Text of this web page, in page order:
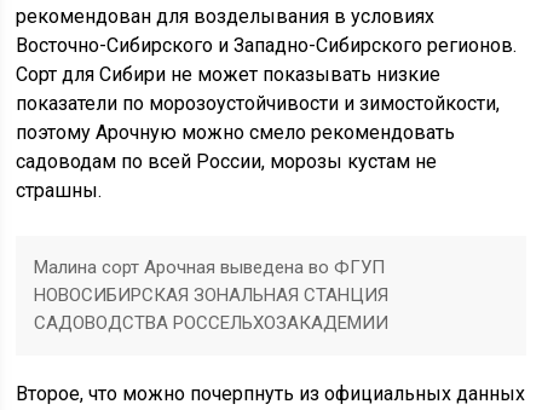
рекомендован для возделывания в условиях
Восточно-Сибирского и Западно-Сибирского регионов.
Сорт для Сибири не может показывать низкие
показатели по морозоустойчивости и зимостойкости,
поэтому Арочную можно смело рекомендовать
садоводам по всей России, морозы кустам не
страшны.
Малина сорт Арочная выведена во ФГУП
НОВОСИБИРСКАЯ ЗОНАЛЬНАЯ СТАНЦИЯ
САДОВОДСТВА РОССЕЛЬХОЗАКАДЕМИИ
Второе, что можно почерпнуть из официальных данных